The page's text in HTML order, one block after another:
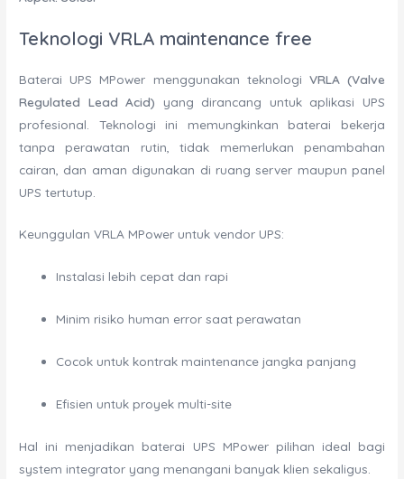
Teknologi VRLA maintenance free
Baterai UPS MPower menggunakan teknologi VRLA (Valve
Regulated Lead Acid) yang dirancang untuk aplikasi UPS
profesional. Teknologi ini memungkinkan baterai bekerja
tanpa perawatan rutin, tidak memerlukan penambahan
cairan, dan aman digunakan di ruang server maupun panel
UPS tertutup.
Keunggulan VRLA MPower untuk vendor UPS:
Instalasi lebih cepat dan rapi
Minim risiko human error saat perawatan
Cocok untuk kontrak maintenance jangka panjang
Efisien untuk proyek multi-site
Hal ini menjadikan baterai UPS MPower pilihan ideal bagi
system integrator yang menangani banyak klien sekaligus.